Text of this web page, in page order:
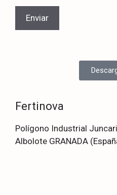
Fertinova
Polígono Industrial
Albolote GRANADA